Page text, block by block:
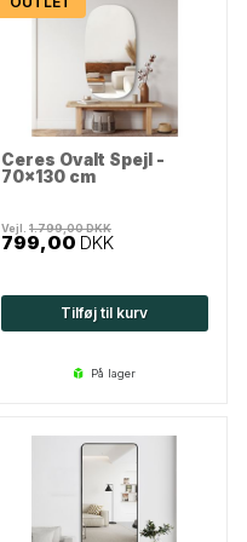
Ceres Ovalt Spejl -
70x130 cm
799,00 DKK
Vejl. 1.799,00DKK
Tilføj til kurv
på lager